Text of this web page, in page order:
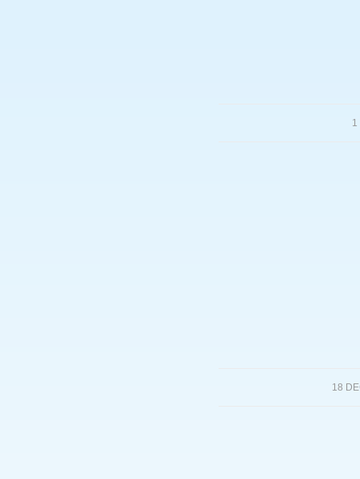
1
18